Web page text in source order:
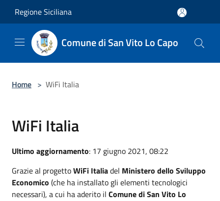
Regione Siciliana
Comune di San Vito Lo Capo
Home > WiFi Italia
WiFi Italia
Ultimo aggiornamento: 17 giugno 2021, 08:22
Grazie al progettoWiFi Italiadel Ministero dello Sviluppo
Economico (che ha installato gli elementi tecnologici
necessari), a cui ha aderito il Comune di San Vito Lo